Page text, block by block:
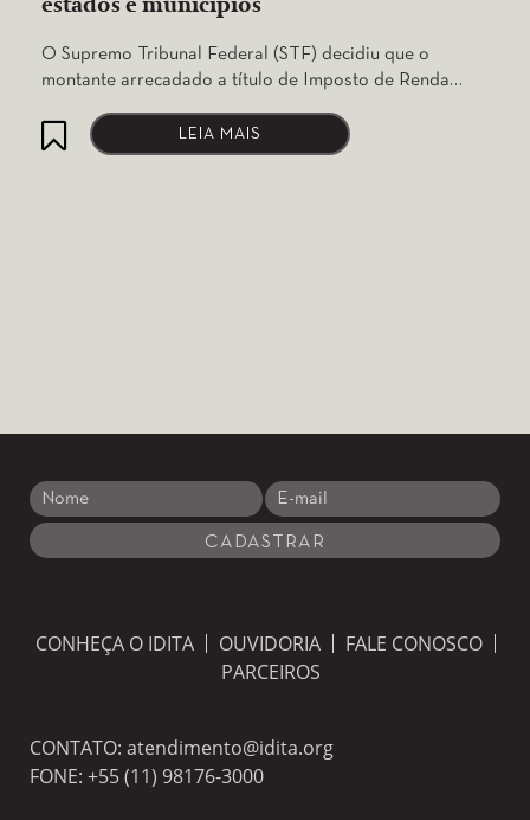
estados e municípios
O Supremo Tribunal Federal (STF) decidiu que o
montante arrecadado a título de Imposto de Renda…
LEIA MAIS
CONHEÇA O IDITA OUVIDORIA
FALE CONOSCO
PARCEIROS
CONTATO: atendimento@idita.org
FONE: +55 (11) 98176-3000